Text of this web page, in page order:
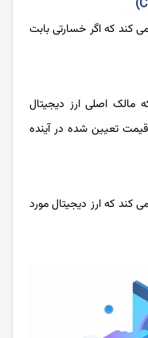
کند که اگر خسارتی بابت
مالک اصلی ارز دیجیتال
قیمت تعیین شده در آینده
کند که ارز دیجیتال مورد